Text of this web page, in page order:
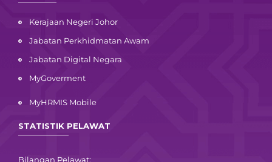
Kerajaan Negeri Johor
Jabatan Perkhidmatan Awam
Jabatan Digital Negara
MyGoverment
MyHRMIS Mobile
STATISTIK PELAWAT
Bilangan Pelawat: